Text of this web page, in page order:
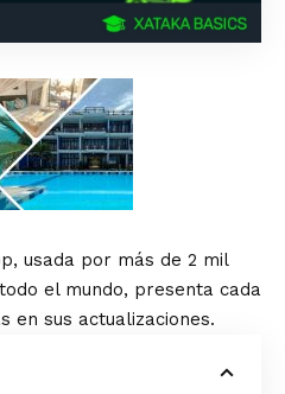
usada por más de 2 mil
el mundo, presenta cada
en sus actualizaciones.